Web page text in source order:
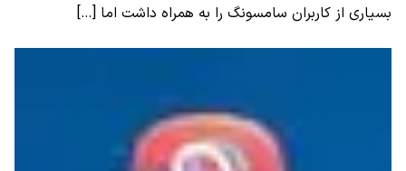
بسیاری از کاربران سامسونگ را به همراه داشت اما […]